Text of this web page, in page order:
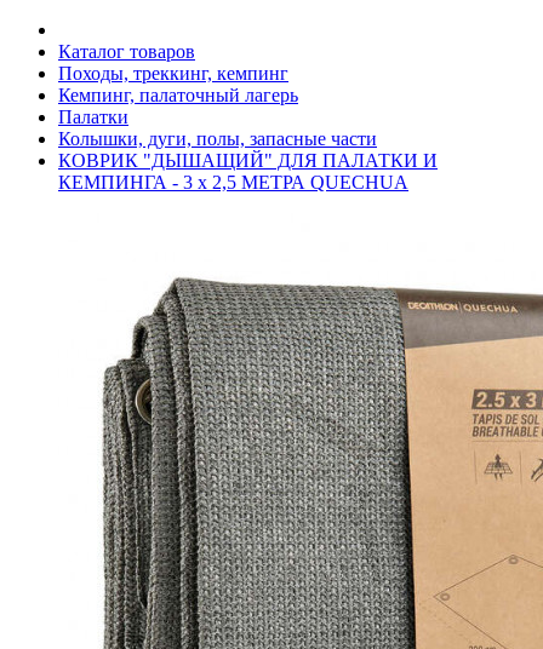
Каталог товаров
Походы, треккинг, кемпинг
Кемпинг, палаточный лагерь
Палатки
Колышки, дуги, полы, запасные части
КОВРИК "ДЫШАЩИЙ" ДЛЯ ПАЛАТКИ И
КЕМПИНГА - 3 x 2,5 МЕТРА QUECHUA